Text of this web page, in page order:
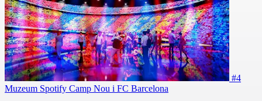
#4
Muzeum Spotify Camp Nou i FC Barcelona